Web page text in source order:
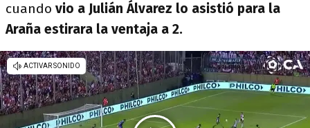
cuando vio a Julián Álvarez lo asistió para la
Araña estirara la ventaja a 2.